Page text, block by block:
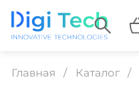
Главная Каталог